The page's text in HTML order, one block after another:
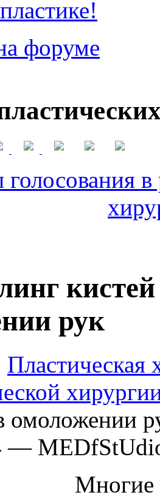
форуме
голосования
кистей
рук
Пластическая
омоложении
—